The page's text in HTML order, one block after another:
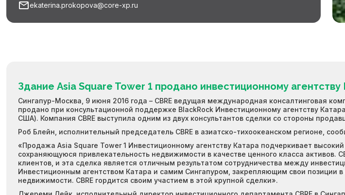
ekaterina.prokopova@core-xp.ru
Здание Asia Square Tower 1 продано инвестиционному агентству
Сингапур-Москва, 9 июня 2016 года – CBRE ведущая международная консалтинговая
продано при консультационной поддержке BlackRock Инвестиционному агентству
США). Компания CBRE выступила одним из двух консультантов сделки со стороны
Роб Блейн, исполнительный председатель CBRE в азиатско-тихоокеанском регионе,
«Продажа Asia Square Tower 1 Инвестиционному агентству Катара подчеркивает
сохраняющуюся привлекательность недвижимости в качестве ценного класса активов.
клиентов, и эта сделка является отличным результатом сотрудничества между
Инвестиционным агентством Катара и самим Сингапуром, закрепляющим свои позиции
недвижимости. CBRE гордится своим участием в этой крупной сделки».